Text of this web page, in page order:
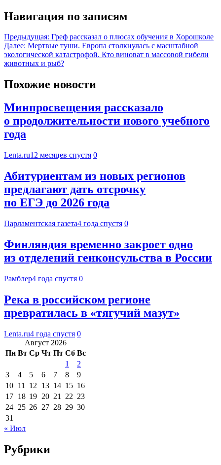
Навигация по записям
Предыдущая: Греф рассказал о плюсах обучения в Хорошколе
Далее: Мертвые туши. Европа столкнулась с масштабной
экологической катастрофой. Кто виноват в массовой гибели
животных и рыб?
Похожие новости
Минпросвещения рассказало
о продолжительности нового учебного
года
Lenta.ru12 месяцев спустя 0
Абитуриентам из новых регионов
предлагают дать отсрочку
по ЕГЭ до 2026 года
Парламентская газета4 года спустя 0
Финляндия временно закроет одно
из отделений генконсульства в России
Рамблер4 года спустя 0
Река в российском регионе
превратилась в «тягучий мазут»
Lenta.ru4 года спустя 0
Август 2026
Пн Вт Ср Чт Пт Сб Вс
1
2
3
4 5 6 7 8
9
10 11 12 13 14 15 16
17 18 19 20 21 22 23
24 25 26 27 28 29 30
31
« Июл
Рубрики